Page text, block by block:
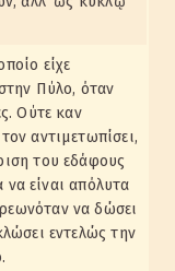
είχε
Πύλο, όταν
Ούτε καν
αντιμετωπίσει,
του εδάφους
να είναι απόλυτα
να δώσει
εντελώς την